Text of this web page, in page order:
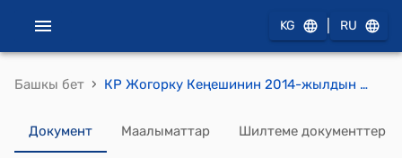
KG RU
Башкы бет › КР Жогорку Кеңешинин 2014-жылдын 27-мартындагы № 3926-V "Кыргыз Республикасынын Эмгек кодексине толуктоо киргизүү жөнүндө" Кыргыз Республикасынын Мыйзамынын долбоорун четке кагуу тууралуу" токтому
Документ Маалыматтар Шилтеме документтер